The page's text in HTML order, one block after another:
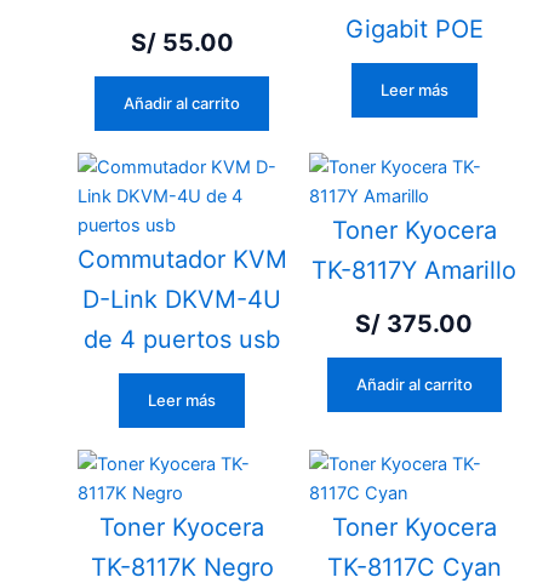
S/55.00
Añadir al carrito
Gigabit POE
Leer más
Commutador KVM
D-Link DKVM-4U
de 4 puertos usb
Leer más
Toner Kyocera
TK-8117Y Amarillo
S/ 375.00
Añadir al carrito
Toner Kyocera
TK-8117K Negro
Toner Kyocera
TK-8117C Cyan